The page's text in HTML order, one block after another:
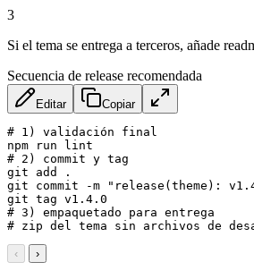
3
Si el tema se entrega a terceros, añade
Secuencia de release recomendada
Editar Copiar
# 1) validación final
npm run lint
# 2) commit y tag
git add .
git commit -m "release(theme):
git tag v1.4.0
# 3) empaquetado para entrega
# zip del tema sin archivos de
‹ ›